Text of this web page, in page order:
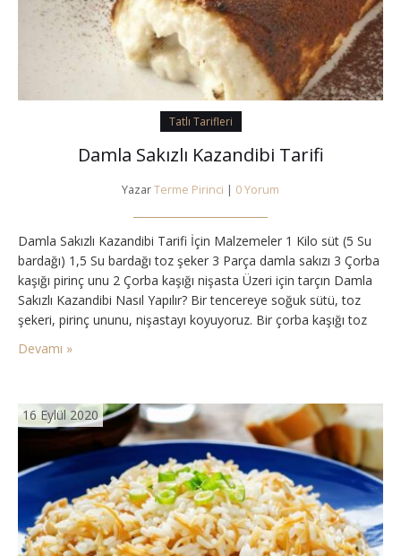
Tatlı Tarifleri
Damla Sakızlı Kazandibi Tarifi
YazarTerme Pirinci | 0 Yorum
Damla Sakızlı Kazandibi Tarifi İçin Malzemeler 1 Kilo süt (5 Su
bardağı) 1,5 Su bardağı toz şeker 3 Parça damla sakızı 3 Çorba
kaşığı pirinç unu 2 Çorba kaşığı nişasta Üzeri için tarçın Damla
Sakızlı Kazandibi Nasıl Yapılır? Bir tencereye soğuk sütü, toz
şekeri, pirinç ununu, nişastayı koyuyoruz. Bir çorba kaşığı toz
Devamı »
16 Eylül 2020